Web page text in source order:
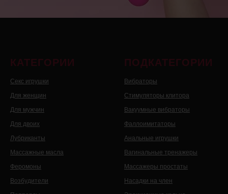
КАТЕГОРИИ
Секс игрушки
Для женщин
Для мужчин
Для двоих
Лубриканты
Массажные масла
Феромоны
Возбудители
ПОДКАТЕГОРИИ
Вибраторы
Стимуляторы клитора
Вакуумные вибраторы
Фаллоимитаторы
Анальные игрушки
Вагинальные тренажеры
Массажеры простаты
Насадки на член